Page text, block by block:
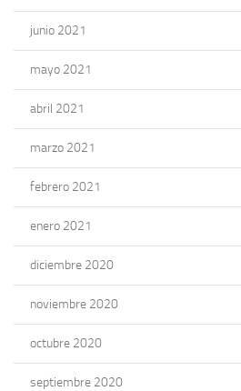
junio 2021
mayo 2021
abril 2021
marzo 2021
febrero 2021
enero 2021
diciembre 2020
noviembre 2020
octubre 2020
septiembre 2020